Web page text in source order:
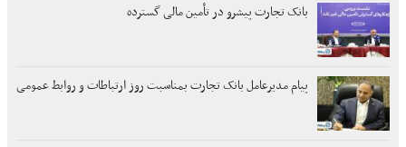
بانک تجارت پیشرو در تأمین مالی گسترده
پیام مدیرعامل بانک تجارت بمناسبت روز ارتباطات و روابط عمومی